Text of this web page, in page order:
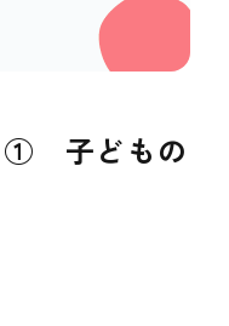
① 子どもの